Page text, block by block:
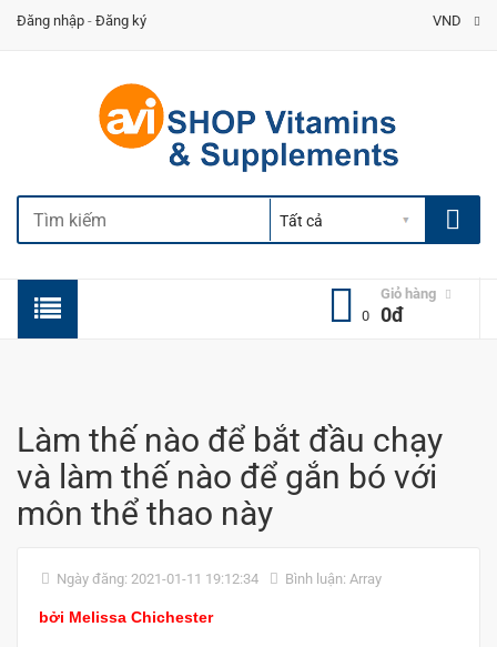
Đăng nhập - Đăng ký VND
Giỏ hàng
0
0đ
Làm thế nào để bắt đầu chạy
và làm thế nào để gắn bó với
môn thể thao này
Ngày đăng: 2021-01-11 19:12:34 Bình luận: Array
bởi Melissa Chichester